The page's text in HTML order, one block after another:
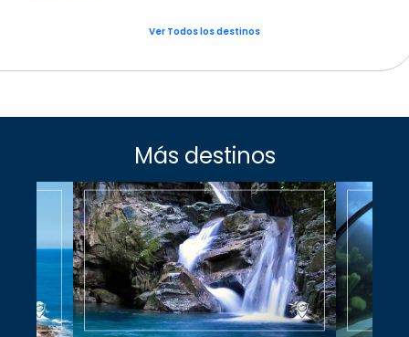
Ver Todos los destinos
Más destinos